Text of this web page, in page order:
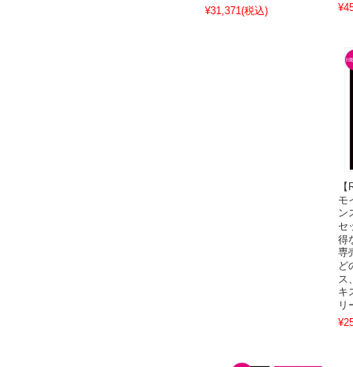
¥31,371 (税込)
モ
ン
セ
得
専
ど
ス
キ
リ